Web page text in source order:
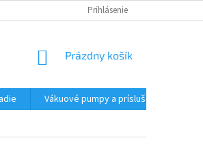
PODMIENKY OCHRANY
Prihlásenie
NÁKUPNÝ
Prázdny košík
Vákuové pumpy a príslušenstvo